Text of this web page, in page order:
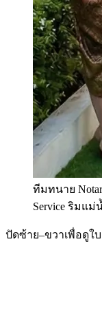
ทีมทนาย
Service ริมแ
ปัดซ้าย–ขวาเพื่อดูใ